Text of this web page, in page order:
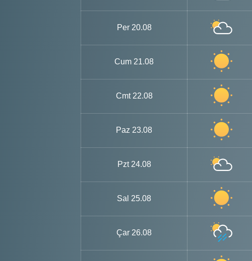
Per 20.08
Cum 21.08
Cmt 22.08
Paz 23.08
Pzt 24.08
Sal 25.08
Çar 26.08